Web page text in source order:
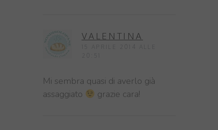
VALENTINA
Mi sembra quasi di averlo già
assaggiato
grazie cara!